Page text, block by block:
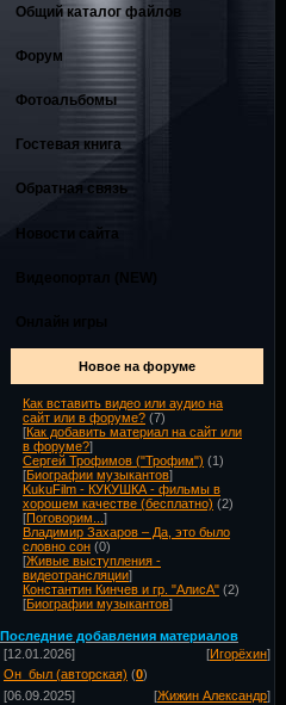
Общий каталог файлов
Форум
Фотоальбомы
Гостевая книга
Обратная связь
Новости сайта
Новое на форуме
Как вставить видео или аудио на
сайт или в форуме? (7)
[Как добавить материал на сайт или
в форуме?]
Сергей Трофимов ("Трофим") (1)
[Биографии музыкантов]
KukuFilm - КУКУШКА - фильмы в
хорошем качестве (бесплатно) (2)
[Поговорим... ]
Владимир Захаров – Да, это было
словно сон (0)
[Живые выступления -
видеотрансляции]
Константин Кинчев и гр. "АлисА" (2)
[Биографии музыкантов]
Последние добавления материалов
[12.01.2026]
[Игорёхин]
Он_был (авторская) (0)
[06.09.2025]
[Жижин Александр]